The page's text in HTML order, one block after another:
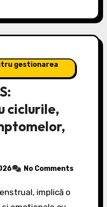
gestionarea
ciclurile,
No Comments